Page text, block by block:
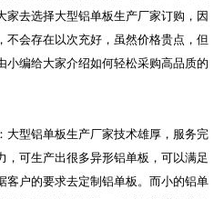
家去选择大型铝单板生产厂家订购，因
不会存在以次充好，虽然价格贵点，但
小编给大家介绍如何轻松采购高品质的
型铝单板生产厂家技术雄厚，服务完
，可生产出很多异形铝单板，可以满足
客户的要求去定制铝单板。而小的铝单